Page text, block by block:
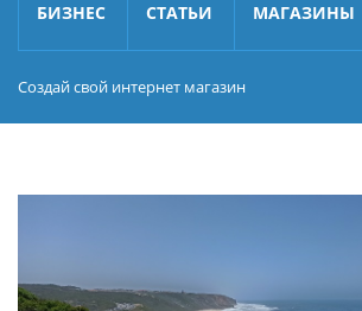
БИЗНЕС СТАТЬИ МАГАЗИНЫ
Создай свой интернет магазин